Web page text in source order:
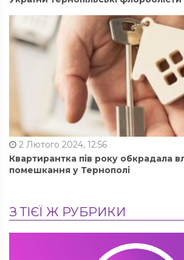
2 Лютого 2024, 12:56
Квартирантка пів року обкрадала
помешкання у Тернополі
З ТІЄЇ Ж РУБРИКИ